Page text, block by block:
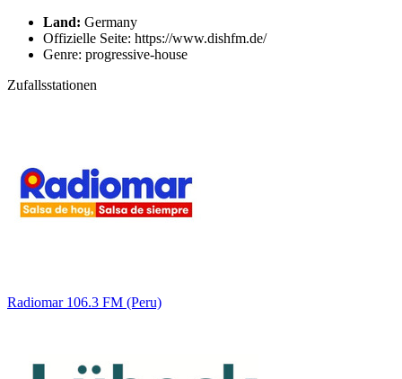
Land: Germany
Offizielle Seite: https://www.dishfm.de/
Genre: progressive-house
Zufallsstationen
Radiomar 106.3 FM (Peru)